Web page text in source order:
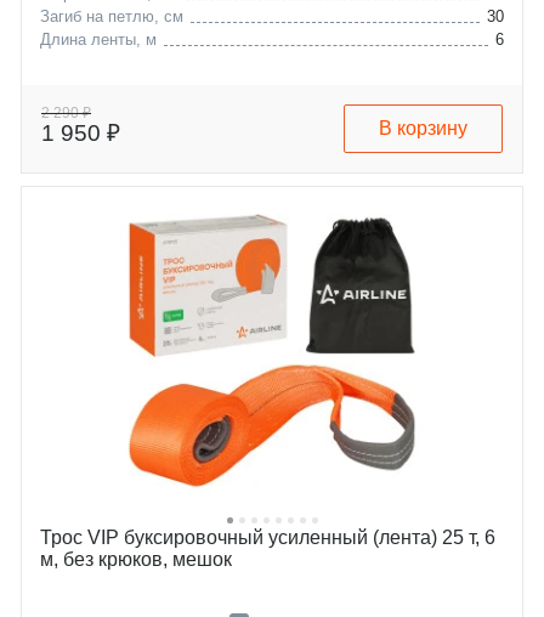
Загиб на петлю, см
30
Длина ленты, м
6
2 290 ₽
1 950 ₽ В корзину
Трос VIP буксировочный усиленный (лента) 25 т, 6
м, без крюков, мешок